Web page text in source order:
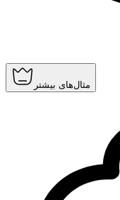
مثال‌های بیشتر